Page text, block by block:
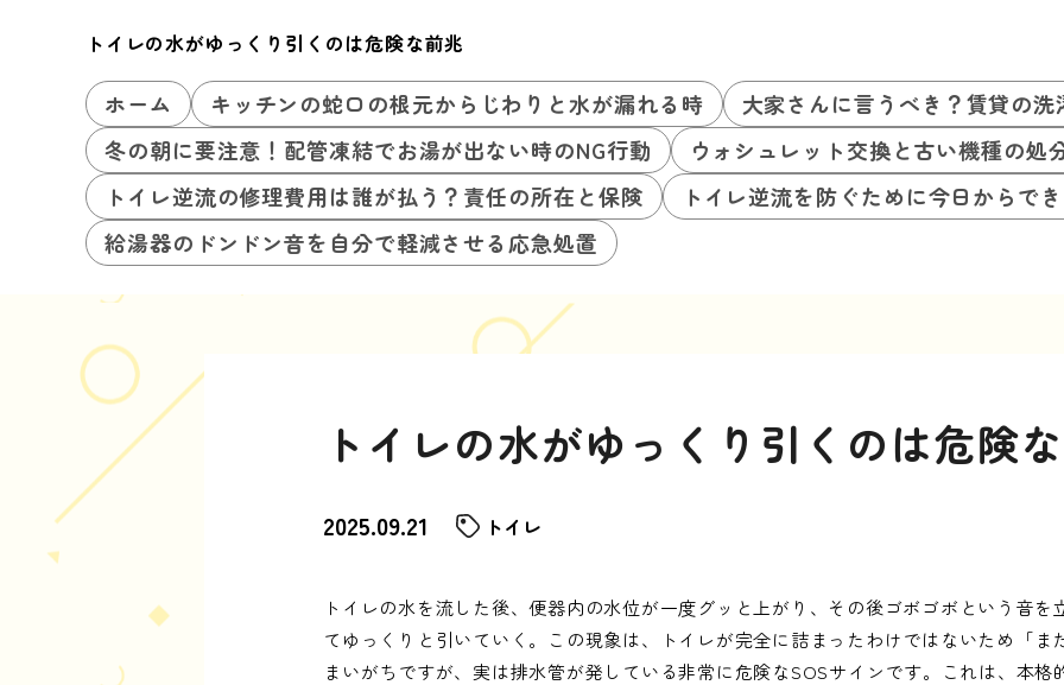
トイレの水がゆっくり引くのは危険な前兆
ホーム キッチンの蛇口の根元からじわりと水が漏れる時
大家さんに言うべき？賃貸の
冬の朝に要注意！配管凍結でお湯が出ない時のNG行動
ウォシュレット交換と古い機種の処
トイレ逆流の修理費用は誰が払う？責任の所在と保険
トイレ逆流を防ぐために今日からで
給湯器のドンドン音を自分で軽減させる応急処置
トイレの水がゆっくり引くのは危険
2025.09.21 トイレ
トイレの水を流した後、便器内の水位が一度グッと上がり、その後ゴボゴボという音を
てゆっくりと引いていく。この現象は、トイレが完全に詰まったわけではないため「ま
まいがちですが、実は排水管が発している非常に危険なSOSサインです。これは、本格